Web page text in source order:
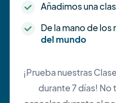
Añadimos una
De la mano de los
del mundo
¡Prueba nuestras
durante 7 días! No